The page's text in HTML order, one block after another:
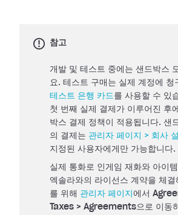
참고
개발 및 테스트 중에는 샌드박스
요. 테스트 구매는 실제 계정에 청
테스트 은행 카드를 사용할 수 있
첫 번째 실제 결제가 이루어진 후
박스 결제 정책이 적용됩니다. 샌
의 결제는 관리자 페이지 > 회사
지정된 사용자에게만 가능합니다.
실제 통화로 인게임 재화와 아이
엑솔라와의 라이선스 계약을 체결
를 위해 관리자 페이지 에서
Taxes > Agreements으로 이동